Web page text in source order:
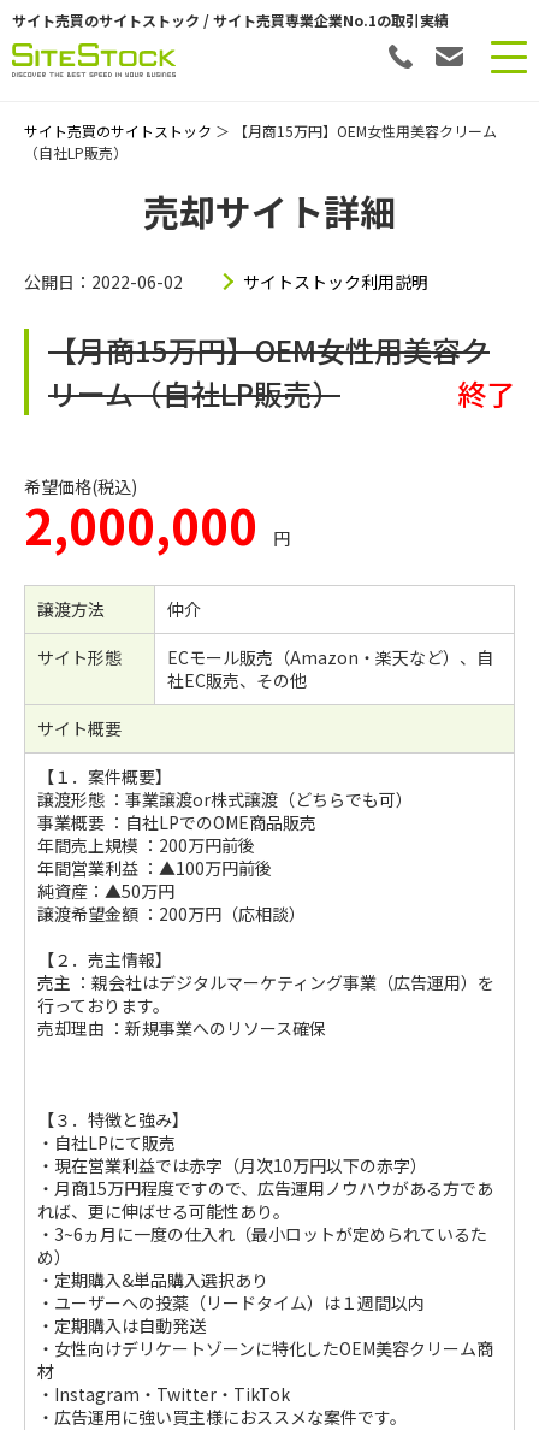
サイト売買のサイトストック / サイト売買専業企業No.1の取引実績
サイト売買のサイトストック ＞ 【月商15万円】OEM女性用美容クリーム
（自社LP販売）
売却サイト詳細
公開日：2022-06-02 サイトストック利用説明
【月商15万円】OEM女性用美容ク
リーム（自社LP販売）
終了
希望価格(税込)
2,000,000 円
譲渡方法
仲介
サイト形態
ECモール販売（Amazon・楽天など）、自
社EC販売、その他
サイト概要
【１．案件概要】
譲渡形態 ：事業譲渡or株式譲渡（どちらでも可）
事業概要 ：自社LPでのOME商品販売
年間売上規模 ：200万円前後
年間営業利益 ：▲100万円前後
純資産：▲50万円
譲渡希望金額 ：200万円（応相談）
【２．売主情報】
売主 ：親会社はデジタルマーケティング事業（広告運用）を
行っております。
売却理由 ：新規事業へのリソース確保
【３．特徴と強み】
・自社LPにて販売
・現在営業利益では赤字（月次10万円以下の赤字）
・月商15万円程度ですので、広告運用ノウハウがある方であ
れば、更に伸ばせる可能性あり。
・3~6ヵ月に一度の仕入れ（最小ロットが定められているた
め）
・定期購入&単品購入選択あり
・ユーザーへの投薬（リードタイム）は１週間以内
・定期購入は自動発送
・女性向けデリケートゾーンに特化したOEM美容クリーム商
材
・Instagram・Twitter・TikTok
・広告運用に強い買主様におススメな案件です。